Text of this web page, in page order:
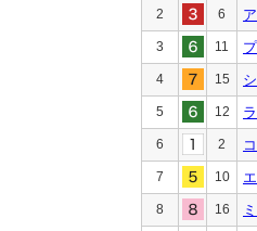
2 6
3 11
4 15
5 12
6 2
7 10
8 16